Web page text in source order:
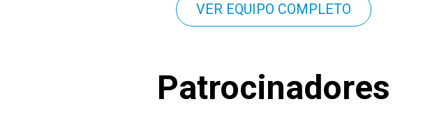
VER EQUIPO COMPLETO
Patrocinadores